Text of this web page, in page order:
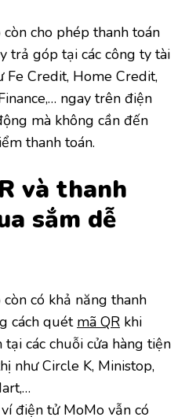
cho phép thanh toán
trả góp tại các công ty tài
Fe Credit, Home Credit,
ngay trên điện
mà không cần đến
thanh toán.
và thanh
sắm dễ
có khả năng thanh
cách quét mã QR khi
tại các chuỗi cửa hàng tiện
như Circle K, Ministop,
điện tử MoMo vẫn có